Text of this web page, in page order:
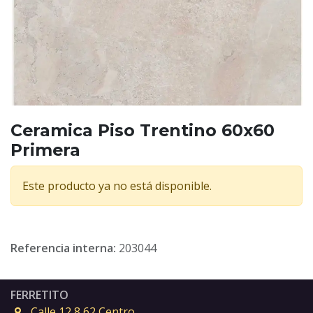
Ceramica Piso Trentino 60x60
Primera
Este producto ya no está disponible.
Referencia interna: 203044
FERRETITO